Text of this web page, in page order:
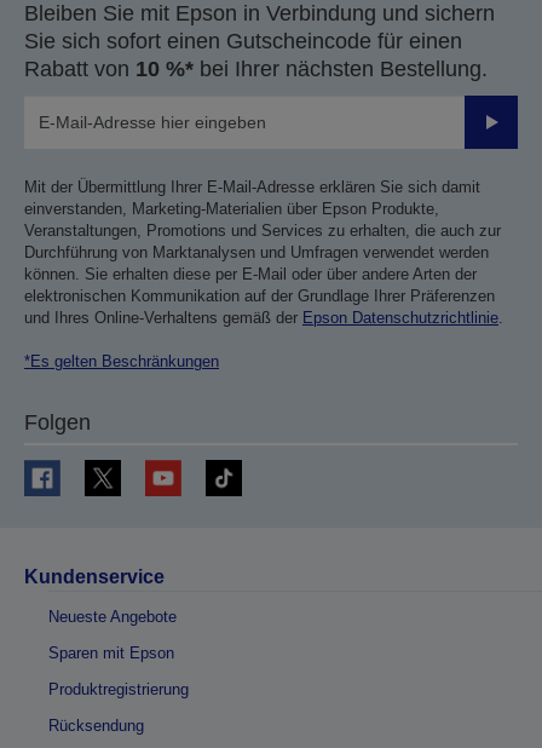
Bleiben Sie mit Epson in Verbindung und sichern
Sie sich sofort einen Gutscheincode für einen
Rabatt von 10 %* bei Ihrer nächsten Bestellung.
Mit der Übermittlung Ihrer E-Mail-Adresse erklären Sie sich damit
einverstanden, Marketing-Materialien über Epson Produkte,
Veranstaltungen, Promotions und Services zu erhalten, die auch zur
Durchführung von Marktanalysen und Umfragen verwendet werden
können. Sie erhalten diese per E-Mail oder über andere Arten der
elektronischen Kommunikation auf der Grundlage Ihrer Präferenzen
und Ihres Online-Verhaltens gemäß der Epson Datenschutzrichtlinie.
*Es gelten Beschränkungen
Folgen
Kundenservice
Neueste Angebote
Sparen mit Epson
Produktregistrierung
Rücksendung